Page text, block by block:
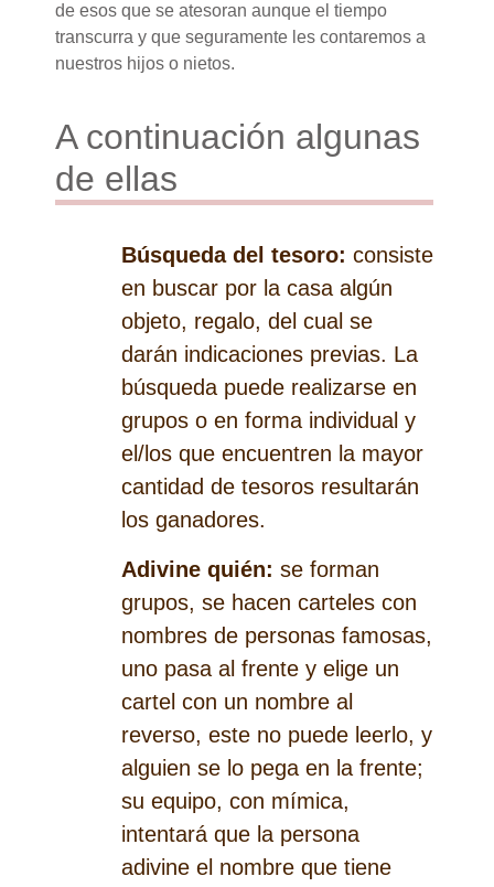
de esos que se atesoran aunque el tiempo
transcurra y que seguramente les contaremos a
nuestros hijos o nietos.
A continuación algunas
de ellas
Búsqueda del tesoro: consiste
en buscar por la casa algún
objeto, regalo, del cual se
darán indicaciones previas. La
búsqueda puede realizarse en
grupos o en forma individual y
el/los que encuentren la mayor
cantidad de tesoros resultarán
los ganadores.
Adivine quién: se forman
grupos, se hacen carteles con
nombres de personas famosas,
uno pasa al frente y elige un
cartel con un nombre al
reverso, este no puede leerlo, y
alguien se lo pega en la frente;
su equipo, con mímica,
intentará que la persona
adivine el nombre que tiene